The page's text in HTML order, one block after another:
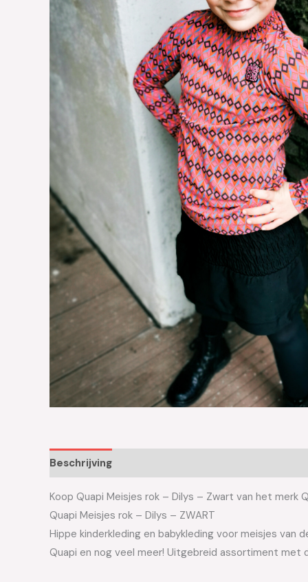
Beschrijving
Koop Quapi Meisjes rok – Dilys – Zwart van het merk
Quapi Meisjes rok – Dilys – ZWART
Hippe kinderkleding en babykleding voor meisjes van
Quapi en nog veel meer! Uitgebreid assortiment